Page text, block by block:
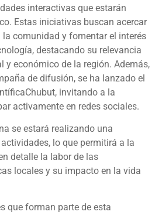
interactivas que estarán
Estas iniciativas buscan acercar
comunidad y fomentar el interés
destacando su relevancia
y económico de la región. Además,
de difusión, se ha lanzado el
invitando a la
activamente en redes sociales.
se estará realizando una
lo que permitirá a la
detalle la labor de las
locales y su impacto en la vida
que forman parte de esta